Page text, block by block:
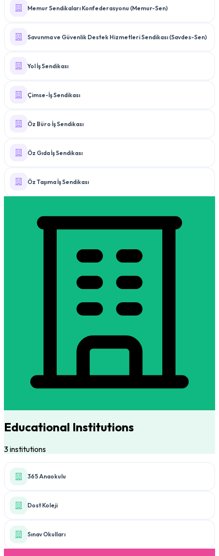
Memur Sendikaları Konfederasyonu (Memur-Sen)
Savunma ve Güvenlik Destek Hizmetleri Sendikası (Savdes-Sen)
Yol İş Sendikası
Çimse-İş Sendikası
Öz Büro İş Sendikası
Öz Gıda İş Sendikası
Öz Taşıma İş Sendikası
Educational Institutions
3 institutions
365 Anaokulu
Dost Koleji
Sınav Okulları